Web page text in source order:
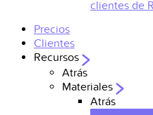
clientes de
Precios
Clientes
Recursos
Atrás
Materiales
Atrás